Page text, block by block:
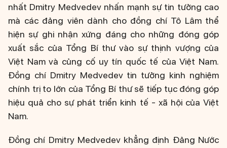
nhất Dmitry Medvedev nhấn mạnh sự tin tưởng cao
mà các đảng viên dành cho đồng chí Tô Lâm thể
hiện sự ghi nhận xứng đáng cho những đóng góp
xuất sắc của Tổng Bí thư vào sự thịnh vượng của
Việt Nam và củng cố uy tín quốc tế của Việt Nam.
Đồng chí Dmitry Medvedev tin tưởng kinh nghiệm
chính trị to lớn của Tổng Bí thư sẽ tiếp tục đóng góp
hiệu quả cho sự phát triển kinh tế - xã hội của Việt
Nam.
Đồng chí Dmitry Medvedev khẳng định Đảng Nước